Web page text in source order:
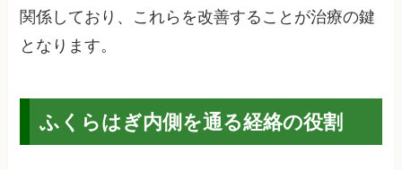
関係しており、これらを改善することが治療の鍵
となります。
ふくらはぎ内側を通る経絡の役割